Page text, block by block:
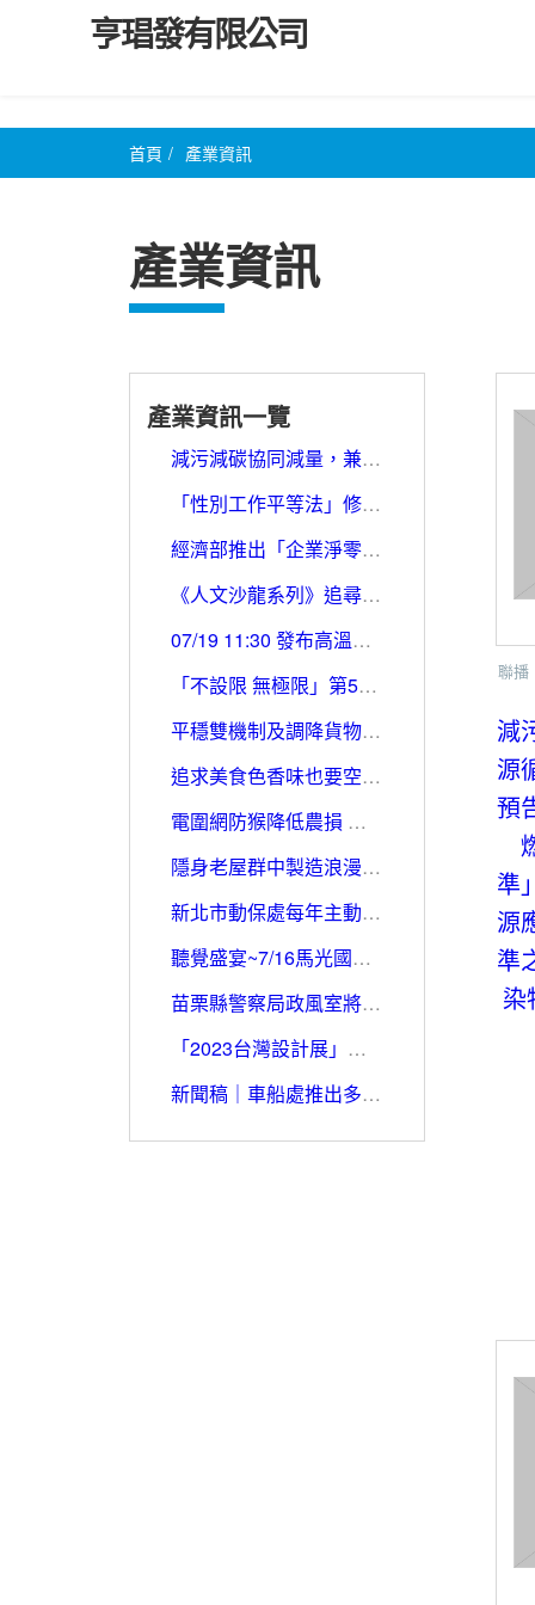
亨琩發有限公司
首頁 / 產業資訊
產業資訊
聯播
減
源
預
準
源
準
染
產業資訊一覽
減污減碳協同減量，兼顧資源循環與空氣品質，環保署預告「公私場所固定污染源燃料混燒比例及成分標準」、「公私場所固定污染源應符合混燒比例及成分標準之燃料」及「鍋爐空氣污染物排放標準」3修正草案
「性別工作平等法」修正草案通過 強化性騷擾防治機制
經濟部推出「企業淨零行動手冊」 助企業找對資源、讓減碳成為競爭力
《人文沙龍系列》追尋佛教文學的軌跡：寫本、講唱、書頁臥遊與網路漫遊 112年07月20日
07/19 11:30 發布高溫資訊
「不設限 無極限」第53屆全國技能競賽成績揭榜 行政院副院長鄭文燦親臨閉幕暨頒獎典禮
平穩雙機制及調降貨物稅 汽、柴油各吸收2.8元及2.9元 明（17）日起國內汽、柴油各調漲0.4元
追求美食色香味也要空氣清新 高雄市持續補助餐飲業裝設防制設備
電圍網防猴降低農損 竹縣府加碼補助7月底截止
隱身老屋群中製造浪漫！在嘉也能打造獨一無二的婚戒
新北市動保處每年主動寄送通知書提醒市民攜帶寵物施打狂犬病疫苗
聽覺盛宴~7/16馬光國中攜手二崙國中、虎尾高中於雲林表演廳舉辦聯合音樂會!
苗栗縣警察局政風室將廉政融入外籍移工
「2023台灣設計展」主視覺發布 以新北眾人之聲，打造城市混音共鳴！
新聞稿｜車船處推出多元航班洽公旅遊更多選項